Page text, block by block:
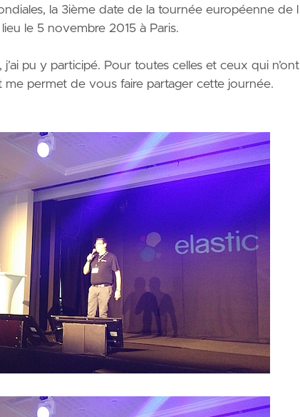
la 3ième date de la tournée européenne de l
le 5 novembre 2015 à Paris.
, j’ai pu y participé. Pour toutes celles et ceux qui n’ont
me permet de vous faire partager cette journée.